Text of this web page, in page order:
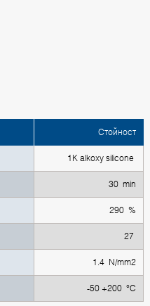
Стойност
1K alkoxy silicone
30 min
290 %
27
1.4 N/mm2
-50 +200 °C